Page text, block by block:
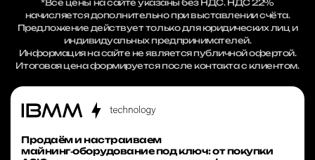
*Все цены на сайте указаны без НДС. НДС 22%
начисляется дополнительно при выставлении счёта.
Предложение действует только для юридических лиц и
индивидуальных предпринимателей.
Информация на сайте не является публичной офертой.
Итоговая цена формируется после контакта с клиентом.
Продаём и настраиваем
майнинг‑оборудование под ключ: от покупки